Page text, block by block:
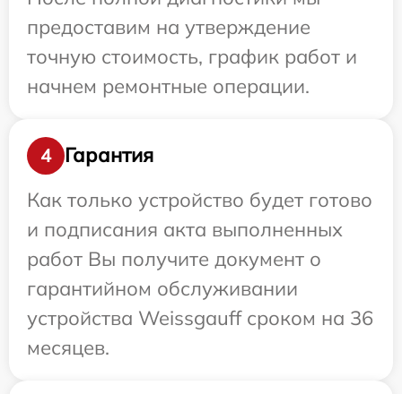
предоставим на утверждение
точную стоимость, график работ и
начнем ремонтные операции.
4
Гарантия
Как только устройство будет готово
и подписания акта выполненных
работ Вы получите документ о
гарантийном обслуживании
устройства Weissgauff сроком на 36
месяцев.